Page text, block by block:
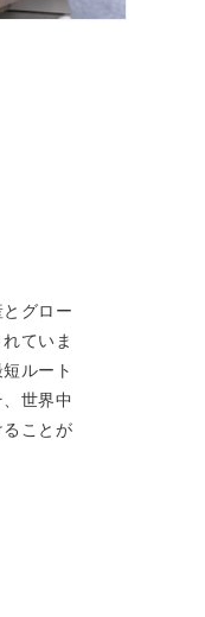
グロー
ていま
ルート
世界中
ことが